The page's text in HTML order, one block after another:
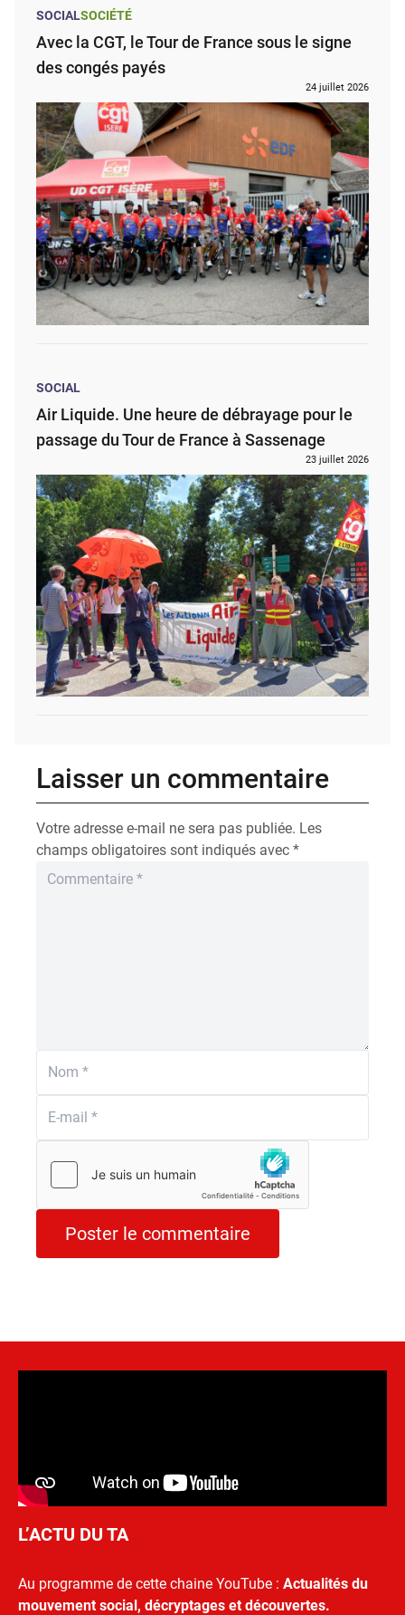
SOCIALSOCIÉTÉ
Avec la CGT, le Tour de France sous le signe
des congés payés
24 juillet 2026
SOCIAL
Air Liquide. Une heure de débrayage pour le
passage du Tour de France à Sassenage
23 juillet 2026
Laisser un commentaire
Votre adresse e-mail ne sera pas publiée. Les
champs obligatoires sont indiqués avec *
L’ACTU DU TA
Au programme de cette chaine YouTube : Actualités du
mouvement social, décryptages et découvertes.